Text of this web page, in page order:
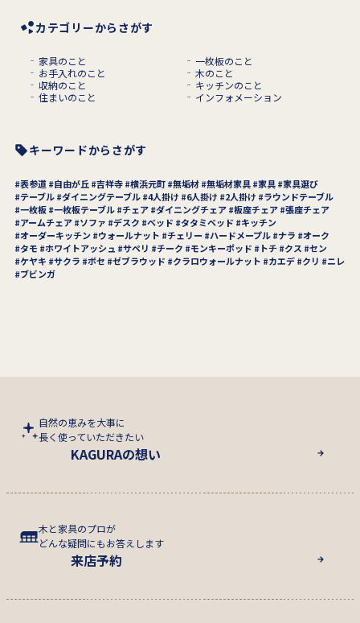
カテゴリーからさがす
家具のこと
一枚板のこと
お手入れのこと
木のこと
収納のこと
キッチンのこと
住まいのこと
インフォメーション
キーワードからさがす
表参道 自由が丘 吉祥寺 横浜元町 無垢材 無垢材家具 家具
家具選び
テーブル ダイニングテーブル 4人掛け 6人掛け 2人掛け
ラウンドテーブル
一枚板 一枚板テーブル チェア ダイニングチェア 板座チェア 張座チェア
アームチェア
ソファ デスク ベッド タタミベッド
キッチン
オーダーキッチン
ウォールナット チェリー ハードメープル ナラ
オーク
タモ
ホワイトアッシュ サペリ チーク モンキーポッド トチ クス
セン
ケヤキ
サクラ ボセ ゼブラウッド クラロウォールナット カエデ クリ
ニレ
ブビンガ
自然の恵みを大事に
長く使っていただきたい
KAGURAの想い
木と家具のプロが
どんな疑問にもお答えします
来店予約